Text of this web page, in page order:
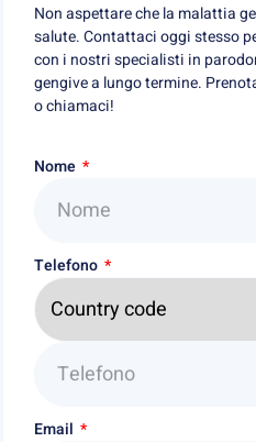
Non aspettare che la malattia
salute. Contattaci oggi stesso
con i nostri specialisti in
gengive a lungo termine.
o chiamaci!
Nome
Telefono
Email